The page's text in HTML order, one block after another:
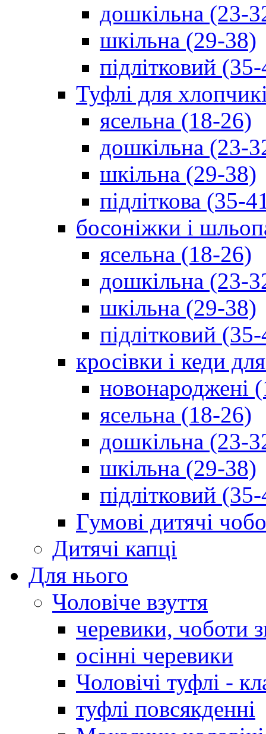
дошкільна (23-
шкільна (29-38)
підлітковий
Туфлі для
ясельна (18-26)
дошкільна (23-
шкільна (29-38)
підліткова (35-
босоніжки і
ясельна (18-26)
дошкільна (23-
шкільна (29-38)
підлітковий
кросівки і кеди
новонароджені
ясельна (18-26)
дошкільна (23-
шкільна (29-38)
підлітковий
Гумові дитячі
Дитячі капці
Для нього
Чоловіче взуття
черевики, чоботи
осінні черевики
Чоловічі туфлі -
туфлі повсякденні